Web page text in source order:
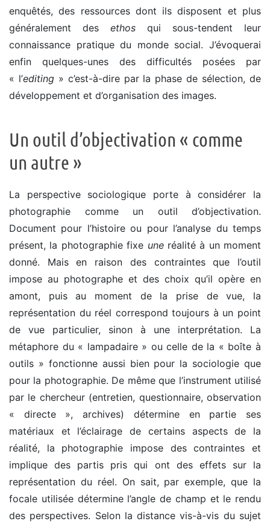
enquêtés, des ressources dont ils disposent et plus
généralement des ethos qui sous-tendent leur
connaissance pratique du monde social. J’évoquerai
enfin quelques-unes des difficultés posées par
« l’editing» c’est-à-dire par la phase de sélection, de
développement et d’organisation des images.
Un outil d’objectivation « comme
un autre »
La perspective sociologique porte à considérer la
photographie comme un outil d’objectivation.
Document pour l’histoire ou pour l’analyse du temps
présent, la photographie fixe uneréalité à un moment
donné. Mais en raison des contraintes que l’outil
impose au photographe et des choix qu’il opère en
amont, puis au moment de la prise de vue, la
représentation du réel correspond toujours à un point
de vue particulier, sinon à une interprétation. La
métaphore du « lampadaire » ou celle de la « boîte à
outils » fonctionne aussi bien pour la sociologie que
pour la photographie. De même que l’instrument utilisé
par le chercheur (entretien, questionnaire, observation
« directe », archives) détermine en partie ses
matériaux et l’éclairage de certains aspects de la
réalité, la photographie impose des contraintes et
implique des partis pris qui ont des effets sur la
représentation du réel. On sait, par exemple, que la
focale utilisée détermine l’angle de champ et le rendu
des perspectives. Selon la distance vis-à-vis du sujet